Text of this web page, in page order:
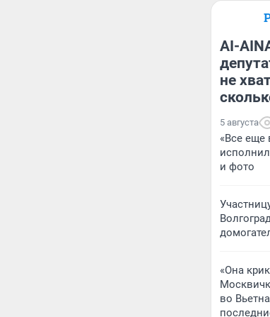
AI-
не
5 августа
«Все еще
и фото
«Она
во